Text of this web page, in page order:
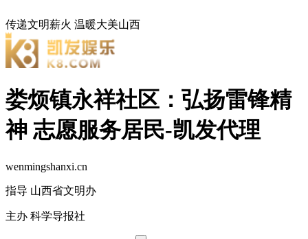
传递文明薪火 温暖大美山西
娄烦镇永祥社区：弘扬雷锋精
神 志愿服务居民-凯发代理
wenmingshanxi.cn
指导 山西省文明办
主办 科学导报社